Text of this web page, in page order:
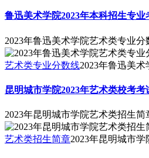
鲁迅美术学院2023年本科招生专
2023年鲁迅美术学院艺术类专业
艺术类专业分数线2023年鲁迅美
昆明城市学院2023年艺术类校考考
2023年昆明城市学院艺术类招生
艺术类招生简章2023年昆明城市